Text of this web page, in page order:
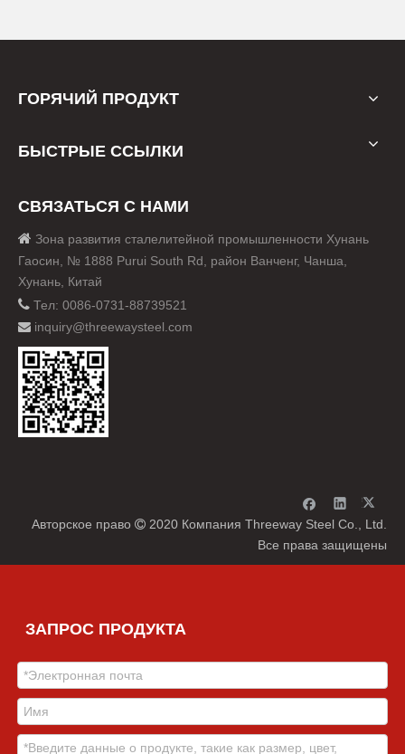
ГОРЯЧИЙ ПРОДУКТ
БЫСТРЫЕ ССЫЛКИ
СВЯЗАТЬСЯ С НАМИ
 Зона развития сталелитейной промышленности Хунань
Гаосин, № 1888 Purui South Rd, район Ванченг, Чанша,
Хунань, Китай
 Тел: 0086-0731-88739521
 inquiry@threewaysteel.com
Авторское право  2020 Компания Threeway Steel Co., Ltd.
Все права защищены
ЗАПРОС ПРОДУКТА